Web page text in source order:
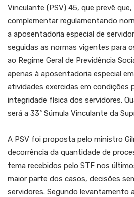
Vinculante (PSV) 45, que prevê
complementar regulamentando
a aposentadoria especial de
seguidas as normas vigentes para
ao Regime Geral de Previdência
apenas à aposentadoria especial
atividades exercidas em condições
integridade física dos servidores.
será a 33ª Súmula Vinculante da
A PSV foi proposta pelo ministro
decorrência da quantidade de
tema recebidos pelo STF nos
maior parte dos casos, decisões
servidores. Segundo levantamento